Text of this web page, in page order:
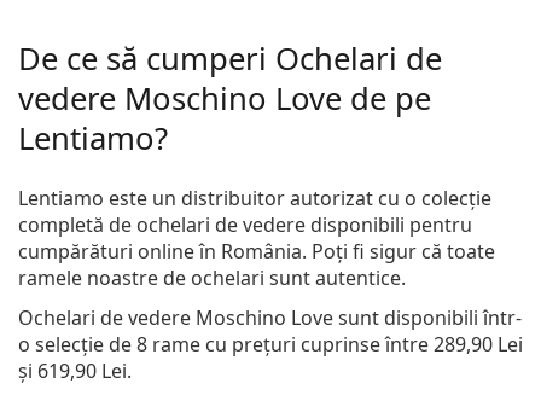
De ce să cumperi Ochelari de
vedere Moschino Love de pe
Lentiamo?
Lentiamo este un distribuitor autorizat cu o colecție
completă de ochelari de vedere disponibili pentru
cumpărături online în România. Poți fi sigur că toate
ramele noastre de ochelari sunt autentice.
Ochelari de vedere Moschino Lovesunt disponibili într-
o selecție de 8 rame cu prețuri cuprinse între289,90 Lei
și 619,90 Lei.